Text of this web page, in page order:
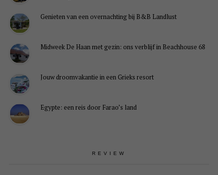
Genieten van een overnachting bij B&B Landlust
Midweek De Haan met gezin: ons verblijf in Beachhouse 68
Jouw droomvakantie in een Grieks resort
Egypte: een reis door Farao’s land
REVIEW